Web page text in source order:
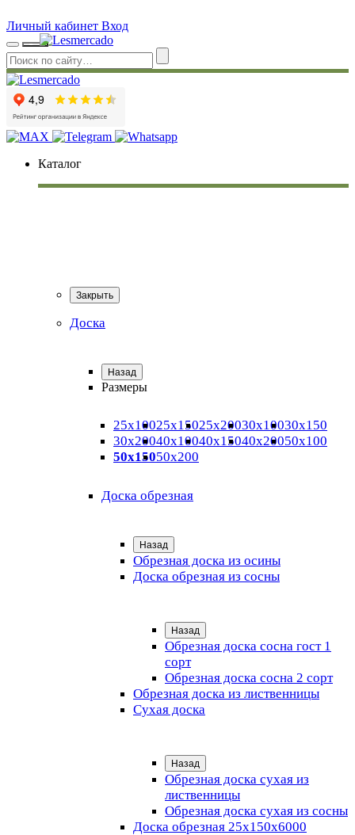
Личный кабинет Вход
Каталог
Закрыть
Доска
Назад
Размеры
25х10025х15025х20030х10030х150
30х20040х10040х15040х20050х100
50х15050х200
Доска обрезная
Назад
Обрезная доска из осины
Доска обрезная из сосны
Назад
Обрезная доска сосна гост 1
сорт
Обрезная доска сосна 2 сорт
Обрезная доска из лиственницы
Сухая доска
Назад
Обрезная доска сухая из
лиственницы
Обрезная доска сухая из сосны
Доска обрезная 25х150х6000